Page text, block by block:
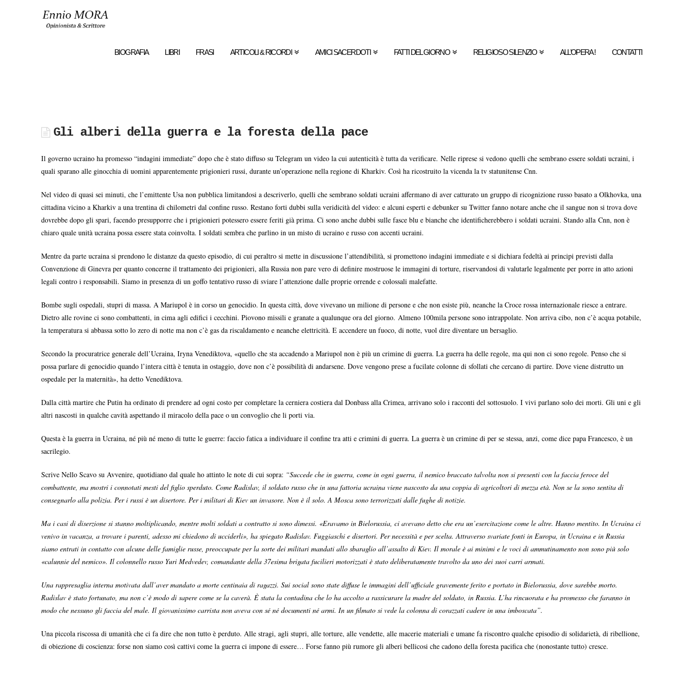
Ennio
BIOGRAFIA LIBRI FRASI ARTICOLI & RICORDI AMICI SACERDOTI FATTI DEL GIORNO RELIGIOSO SILENZIO ALL’OPERA ! CONTATTI
Gli alberi della guerra e la foresta della pace
Il governo ucraino ha promesso “indagini immediate” dopo che è stato diffuso su Telegram un video la cui autenticità è tutta da verificare. Nelle riprese si vedono quelli che sembrano essere soldati ucraini, i
quali sparano alle ginocchia di uomini apparentemente prigionieri russi, durante un’operazione nella regione di Kharkiv. Così ha ricostruito la vicenda la tv statunitense Cnn.
Nel video di quasi sei minuti, che l’emittente Usa non pubblica limitandosi a descriverlo, quelli che sembrano soldati ucraini affermano di aver catturato un gruppo di ricognizione russo basato a Olkhovka, una
cittadina vicino a Kharkiv a una trentina di chilometri dal confine russo. Restano forti dubbi sulla veridicità del video: e alcuni esperti e debunker su Twitter fanno notare anche che il sangue non si trova dove
dovrebbe dopo gli spari, facendo presupporre che i prigionieri potessero essere feriti già prima. Ci sono anche dubbi sulle fasce blu e bianche che identificherebbero i soldati ucraini. Stando alla Cnn, non è
chiaro quale unità ucraina possa essere stata coinvolta. I soldati sembra che parlino in un misto di ucraino e russo con accenti ucraini.
Mentre da parte ucraina si prendono le distanze da questo episodio, di cui peraltro si mette in discussione l’attendibilità, si promettono indagini immediate e si dichiara fedeltà ai principi previsti dalla
Convenzione di Ginevra per quanto concerne il trattamento dei prigionieri, alla Russia non pare vero di definire mostruose le immagini di torture, riservandosi di valutarle legalmente per porre in atto azioni
legali contro i responsabili. Siamo in presenza di un goffo tentativo russo di sviare l’attenzione dalle proprie orrende e colossali malefatte.
Bombe sugli ospedali, stupri di massa. A Mariupol è in corso un genocidio. In questa città, dove vivevano un milione di persone e che non esiste più, neanche la Croce rossa internazionale riesce a entrare.
Dietro alle rovine ci sono combattenti, in cima agli edifici i cecchini. Piovono missili e granate a qualunque ora del giorno. Almeno 100mila persone sono intrappolate. Non arriva cibo, non c’è acqua potabile,
la temperatura si abbassa sotto lo zero di notte ma non c’è gas da riscaldamento e neanche elettricità. E accendere un fuoco, di notte, vuol dire diventare un bersaglio.
Secondo la procuratrice generale dell’Ucraina, Iryna Venediktova, «quello che sta accadendo a Mariupol non è più un crimine di guerra. La guerra ha delle regole, ma qui non ci sono regole. Penso che si
possa parlare di genocidio quando l’intera città è tenuta in ostaggio, dove non c’è possibilità di andarsene. Dove vengono prese a fucilate colonne di sfollati che cercano di partire. Dove viene distrutto un
ospedale per la maternità», ha detto Venediktova.
Dalla città martire che Putin ha ordinato di prendere ad ogni costo per completare la cerniera costiera dal Donbass alla Crimea, arrivano solo i racconti del sottosuolo. I vivi parlano solo dei morti. Gli uni e gli
altri nascosti in qualche cavità aspettando il miracolo della pace o un convoglio che li porti via.
Questa è la guerra in Ucraina, né più né meno di tutte le guerre: faccio fatica a individuare il confine tra atti e crimini di guerra. La guerra è un crimine di per se stessa, anzi, come dice papa Francesco, è un
sacrilegio.
Scrive Nello Scavo su Avvenire, quotidiano dal quale ho attinto le note di cui sopra: “Succede che in guerra, come in ogni guerra, il nemico braccato talvolta non si presenti con la faccia feroce del
combattente, ma mostri i connotati mesti del figlio sperduto. Come Radislav, il soldato russo che in una fattoria ucraina viene nascosto da una coppia di agricoltori di mezza età. Non se la sono sentita di
consegnarlo alla polizia. Per i russi è un disertore. Per i militari di Kiev un invasore. Non è il solo. A Mosca sono terrorizzati dalle fughe di notizie.
Ma i casi di diserzione si stanno moltiplicando, mentre molti soldati a contratto si sono dimessi. «Eravamo in Bielorussia, ci avevano detto che era un’esercitazione come le altre. Hanno mentito. In Ucraina ci
venivo in vacanza, a trovare i parenti, adesso mi chiedono di ucciderli», ha spiegato Radislav. Fuggiaschi e disertori. Per necessità e per scelta. Attraverso svariate fonti in Europa, in Ucraina e in Russia
siamo entrati in contatto con alcune delle famiglie russe, preoccupate per la sorte dei militari mandati allo sbaraglio all’assalto di Kiev. Il morale è ai minimi e le voci di ammutinamento non sono più solo
«calunnie del nemico». Il colonnello russo Yuri Medvedev, comandante della 37esima brigata fucilieri motorizzati è stato deliberatamente travolto da uno dei suoi carri armati.
Una rappresaglia interna motivata dall’aver mandato a morte centinaia di ragazzi. Sui social sono state diffuse le immagini dell’ufficiale gravemente ferito e portato in Bielorussia, dove sarebbe morto.
Radislav è stato fortunato, ma non c’è modo di sapere come se la caverà. È stata la contadina che lo ha accolto a rassicurare la madre del soldato, in Russia. L’ha rincuorata e ha promesso che faranno in
modo che nessuno gli faccia del male. Il giovanissimo carrista non aveva con sé né documenti né armi. In un filmato si vede la colonna di corazzati cadere in una imboscata”.
Una piccola riscossa di umanità che ci fa dire che non tutto è perduto. Alle stragi, agli stupri, alle torture, alle vendette, alle macerie materiali e umane fa riscontro qualche episodio di solidarietà, di ribellione,
di obiezione di coscienza: forse non siamo così cattivi come la guerra ci impone di essere… Forse fanno più rumore gli alberi bellicosi che cadono della foresta pacifica che (nonostante tutto) cresce.